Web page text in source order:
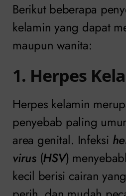
Berikut beberapa
kelamin yang dapat
maupun wanita:
1. Herpes
Herpes kelamin
penyebab paling
area genital. Infeksi
virus(HSV)
kecil berisi cairan